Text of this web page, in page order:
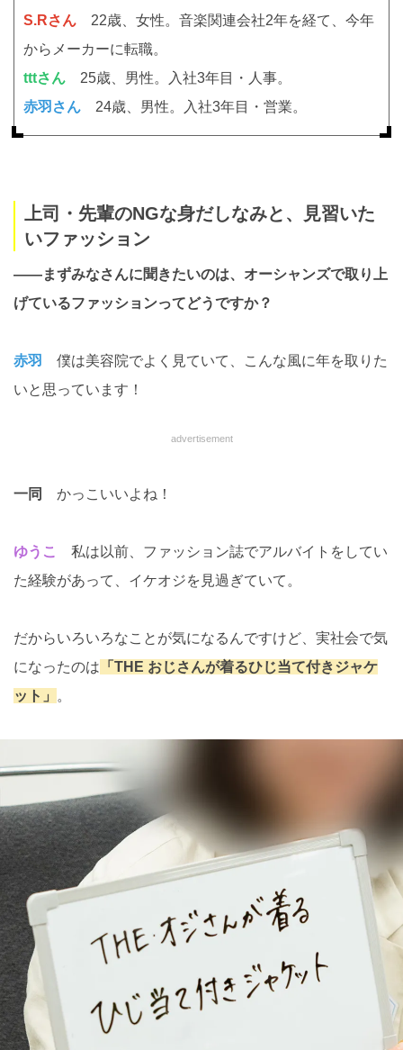
S.Rさん 22歳、女性。音楽関連会社2年を経て、今年
からメーカーに転職。
tttさん 25歳、男性。入社3年目・人事。
赤羽さん 24歳、男性。入社3年目・営業。
上司・先輩のNGな身だしなみと、見習いた
いファッション
――まずみなさんに聞きたいのは、オーシャンズで取り上
げているファッションってどうですか？
赤羽
僕は美容院でよく見ていて、こんな風に年を取りた
いと思っています！
advertisement
一同 かっこいいよね！
ゆうこ
私は以前、ファッション誌でアルバイトをしてい
た経験があって、イケオジを見過ぎていて。
だからいろいろなことが気になるんですけど、実社会で気
になったのは 「THE おじさんが着るひじ当て付きジャケ
ット」
。